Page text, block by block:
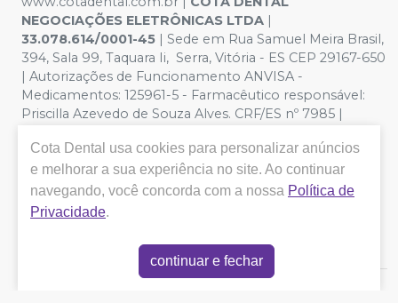
NEGOCIAÇÕES ELETRÔNICAS LTDA |
33.078.614/0001-45 | Sede em Rua Samuel Meira Brasil,
394, Sala 99, Taquara Ii, Serra, Vitória - ES CEP 29167-650
| Autorizações de Funcionamento ANVISA -
Medicamentos: 125961-5 - Farmacêutico responsável:
Priscilla Azevedo de Souza Alves. CRF/ES nº 7985 |
ilustrativas - Os preços e condições da loja virtual estão
sujeitos a alterações. Em caso de divergência de preços
no site, o valor válido é o do Carrinho de Compra. Não
vendemos por atacado, por isso nos reservamos o
Cota Dental usa cookies para personalizar anúncios
e melhorar a sua experiência no site. Ao continuar
navegando, você concorda com a nossa Política de
Privacidade.
continuar e fechar